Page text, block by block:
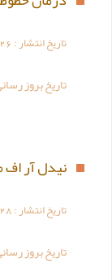
تاریخ انتشار :
تاریخ بروز
نیدل آر
تاریخ انتشار :
تاریخ بروز